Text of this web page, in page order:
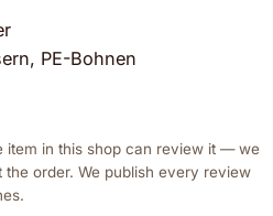
PE-Bohnen
item in this shop can review it — we
order. We publish every review